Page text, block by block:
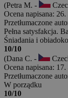
(Petra M. -
Ocena napisana:
Przetłumaczone
Pełna satysfakcja.
Śniadania i
10/10
(Dana C. -
Ocena napisana:
Przetłumaczone
W porządku
10/10